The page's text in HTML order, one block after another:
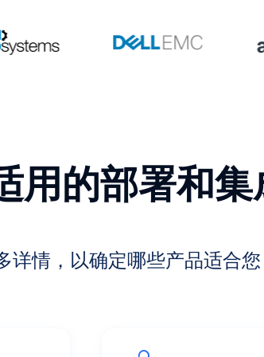
用的部署和集
详情，以确定哪些产品适合您